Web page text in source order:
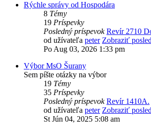
Rýchle správy od Hospodára
8 Témy
19 Príspevky
Posledný príspevok Revír 2710
od užívateľa peter Zobraziť
Po Aug 03, 2026 1:33 pm
Výbor MsO Šurany
Sem píšte otázky na výbor
19 Témy
35 Príspevky
Posledný príspevok Revír 1410A.
od užívateľa peter Zobraziť
St Jún 04, 2025 5:08 am